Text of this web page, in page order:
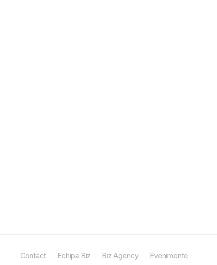
Contact Echipa Biz Biz Agency
Evenimente